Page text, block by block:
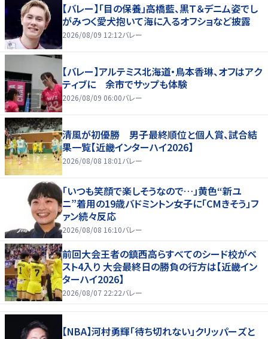
【バレー】「目の保養」高橋藍、黒Ｔ＆デニム姿でし
がみつく愛犬抱いて海に入るオフショなど披露
2026/08/09 12:12バレー
【バレー】アルテミス北海道・鳥本香琳、オフはアク
ティブに 余市でサップも体験
2026/08/09 06:00バレー
清風が初優勝 男子最終順位と個人賞、試合結
果一覧【近畿インターハイ2026】
2026/08/08 18:01 バレー
「いつも笑顔で楽しそうなので…」黄色“新ユ
ニ”着用の19歳バドミントン女子に「CMきそう」フ
ァン続々反応
2026/08/08 16:10バレー
前回大会王者の鎮西高らすべてのシード校がベ
スト4入り 大会最終日の勝負の行方は【近畿イン
ターハイ2026】
2026/08/07 22:22バレー
【NBA】河村勇輝「待ち切れない」クリッパーズと